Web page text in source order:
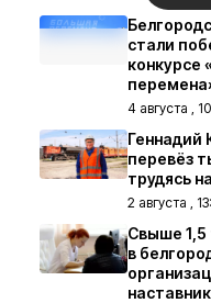
стали
конкурсе
4 августа ,
Геннадий
перевёз
трудясь
2 августа ,
Свыше 1,5
в